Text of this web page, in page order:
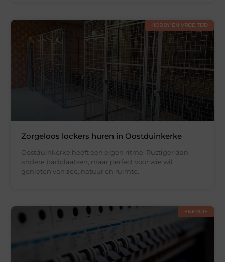
HOBBY EN VRIJE TIJD
Zorgeloos lockers huren in Oostduinkerke
Oostduinkerke heeft een eigen ritme. Rustiger dan
andere badplaatsen, maar perfect voor wie wil
genieten van zee, natuur en ruimte.
ENERGIE